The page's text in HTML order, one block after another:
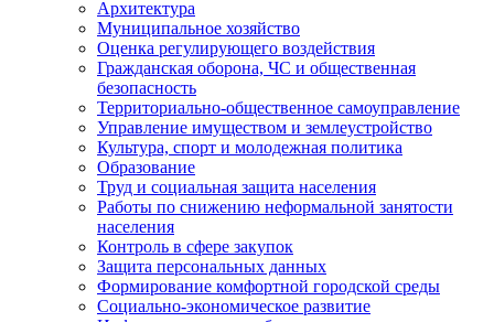
Архитектура
Муниципальное хозяйство
Оценка регулирующего воздействия
Гражданская оборона, ЧС и общественная
безопасность
Территориально-общественное самоуправление
Управление имуществом и землеустройство
Культура, спорт и молодежная политика
Образование
Труд и социальная защита населения
Работы по снижению неформальной занятости
населения
Контроль в сфере закупок
Защита персональных данных
Формирование комфортной городской среды
Социально-экономическое развитие